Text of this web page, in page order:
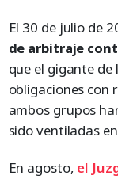
El 30 de julio de
de arbitraje
que el gigante
obligaciones con
ambos grupos
sido ventiladas
En agosto, el